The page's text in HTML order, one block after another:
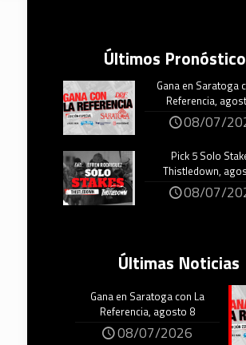
Últimos
Gana en Saratoga
Referencia,
08/07/
Pick 5 Solo
Thistledown,
08/07/
Últimas Noticias
Gana en Saratoga con La
Referencia, agosto 8
08/07/2026